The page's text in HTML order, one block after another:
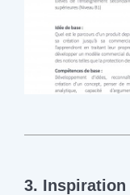
3. Inspiration